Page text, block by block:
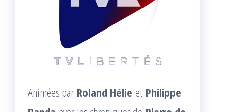
Animées par Roland Hélie et Philippe